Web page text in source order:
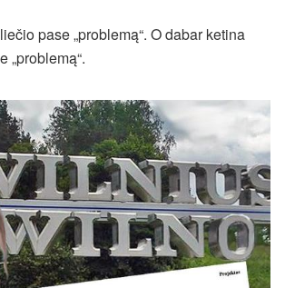
pase „problemą“. O dabar ketina
„problemą“.